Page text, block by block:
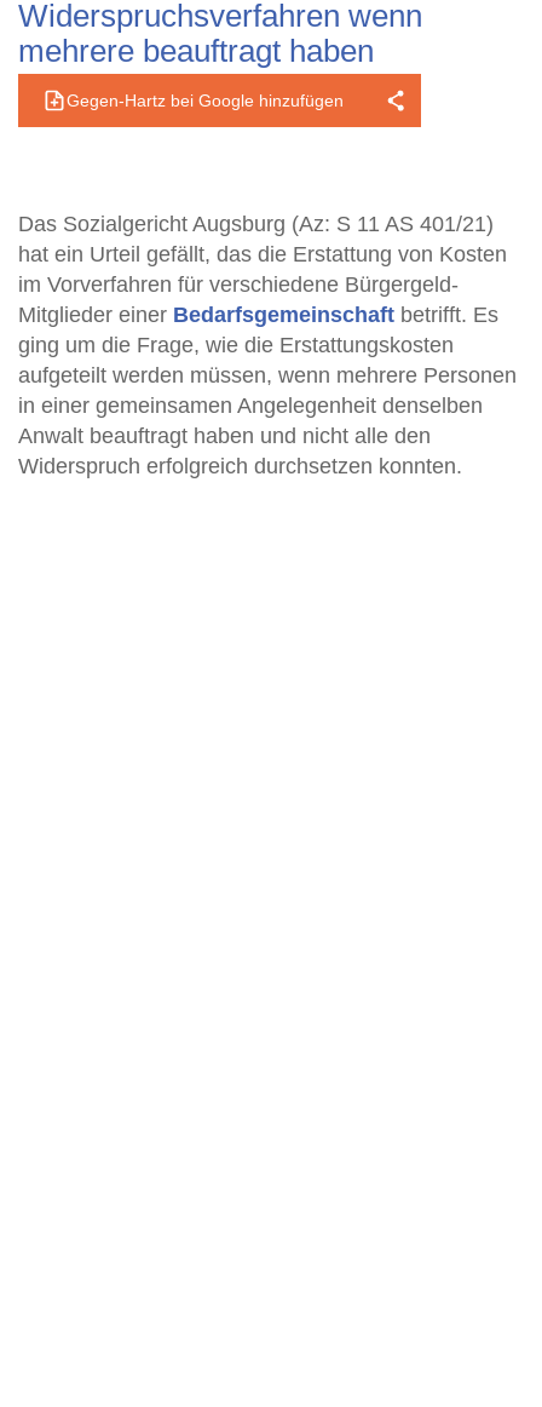
Widerspruchsverfahren wenn
mehrere beauftragt haben
Gegen-Hartz bei Google hinzufügen
Das Sozialgericht Augsburg (Az: S 11 AS 401/21)
hat ein Urteil gefällt, das die Erstattung von Kosten
im Vorverfahren für verschiedene Bürgergeld-
Mitglieder einer Bedarfsgemeinschaft betrifft. Es
ging um die Frage, wie die Erstattungskosten
aufgeteilt werden müssen, wenn mehrere Personen
in einer gemeinsamen Angelegenheit denselben
Anwalt beauftragt haben und nicht alle den
Widerspruch erfolgreich durchsetzen konnten.